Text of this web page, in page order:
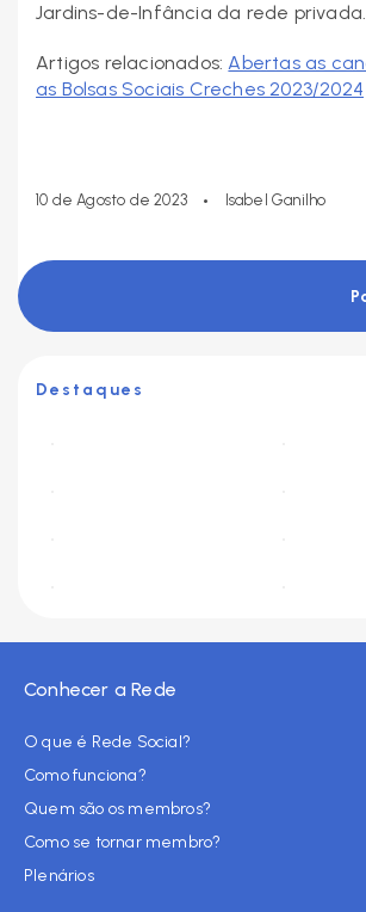
Jardins-de-Infância da rede privada.
Artigos relacionados:Abertas as
as Bolsas Sociais Creches 2023/2024
10 de Agosto de 2023 • Isabel Ganilho
Destaques
Conhecer a Rede
O que é Rede Social?
Como funciona?
Quem são os membros?
Como se tornar membro?
Plenários